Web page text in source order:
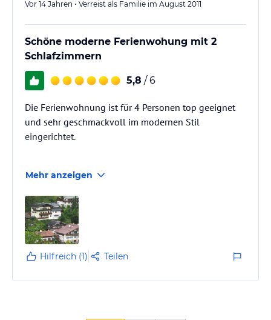
Vor 14 Jahren • Verreist als Familie im August 2011
Schöne moderne Ferienwohung mit 2
Schlafzimmern
5,8 / 6
Die Ferienwohnung ist für 4 Personen top geeignet
und sehr geschmackvoll im modernen Stil
eingerichtet.
Großfamilie - die 3 Fe-Wo können miteinander
verbunden werden, haben aber auch jede einen
eigenen Eingang.
Für Lauffaule: Der Autoparkplatz ist ca. 150 m
entfernt an einer recht steilen Straße, Entladen aber
direkt an der Ferienwohnung möglich (wir hatten die
Mehr anzeigen
Hilfreich (1) Teilen